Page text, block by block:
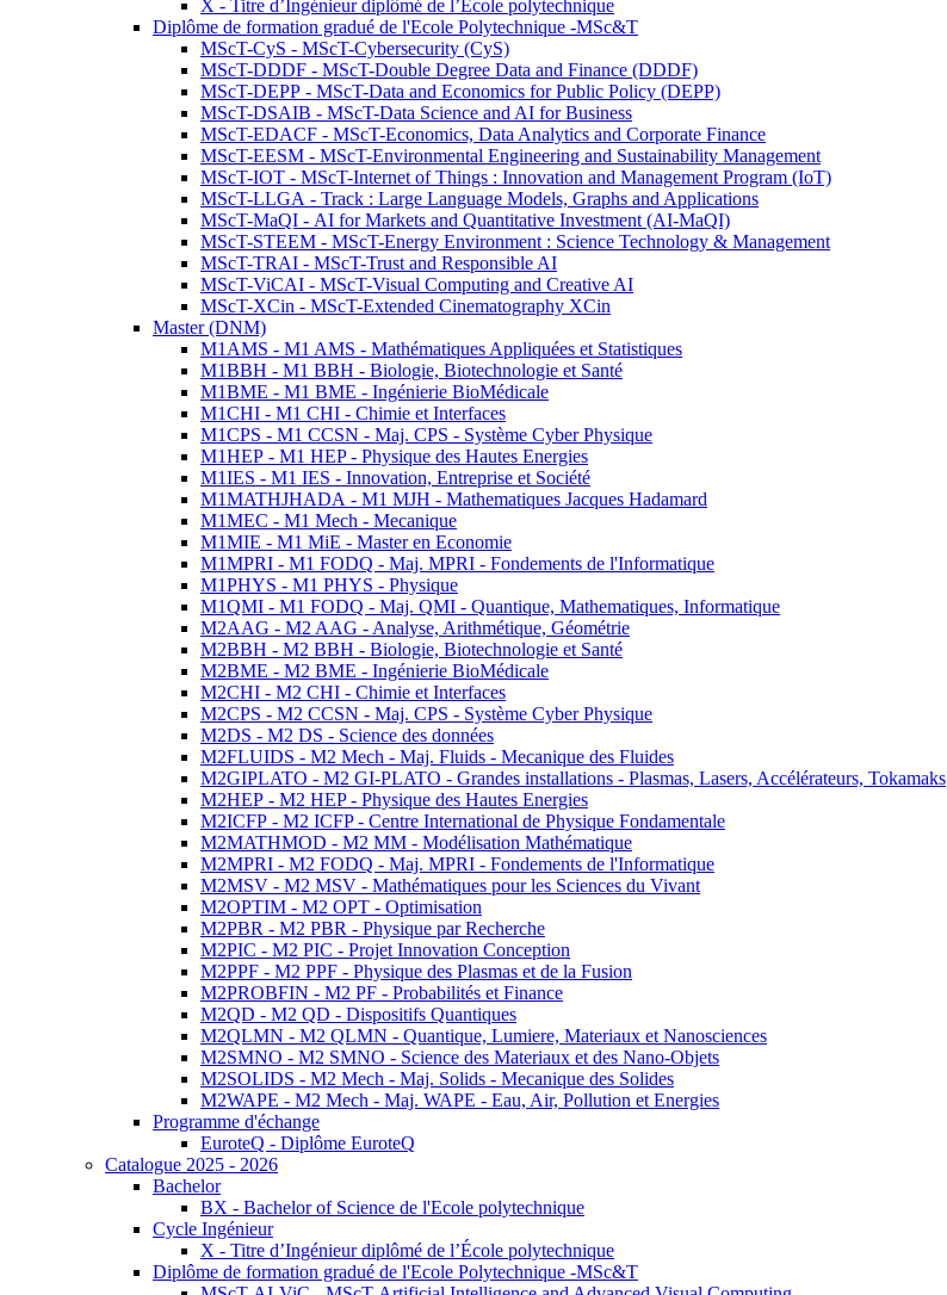
X - Titre d’Ingénieur diplômé de l’École polytechnique
Diplôme de formation gradué de l'Ecole Polytechnique -MSc&T
MScT-CyS - MScT-Cybersecurity (CyS)
MScT-DDDF - MScT-Double Degree Data and Finance (DDDF)
MScT-DEPP - MScT-Data and Economics for Public Policy (DEPP)
MScT-DSAIB - MScT-Data Science and AI for Business
MScT-EDACF - MScT-Economics, Data Analytics and Corporate Finance
MScT-EESM - MScT-Environmental Engineering and Sustainability Management
MScT-IOT - MScT-Internet of Things : Innovation and Management Program (IoT)
MScT-LLGA - Track : Large Language Models, Graphs and Applications
MScT-MaQI - AI for Markets and Quantitative Investment (AI-MaQI)
MScT-STEEM - MScT-Energy Environment : Science Technology & Management
MScT-TRAI - MScT-Trust and Responsible AI
MScT-ViCAI - MScT-Visual Computing and Creative AI
MScT-XCin - MScT-Extended Cinematography XCin
Master (DNM)
M1AMS - M1 AMS - Mathématiques Appliquées et Statistiques
M1BBH - M1 BBH - Biologie, Biotechnologie et Santé
M1BME - M1 BME - Ingénierie BioMédicale
M1CHI - M1 CHI - Chimie et Interfaces
M1CPS - M1 CCSN - Maj. CPS - Système Cyber Physique
M1HEP - M1 HEP - Physique des Hautes Energies
M1IES - M1 IES - Innovation, Entreprise et Société
M1MATHJHADA - M1 MJH - Mathematiques Jacques Hadamard
M1MEC - M1 Mech - Mecanique
M1MIE - M1 MiE - Master en Economie
M1MPRI - M1 FODQ - Maj. MPRI - Fondements de l'Informatique
M1PHYS - M1 PHYS - Physique
M1QMI - M1 FODQ - Maj. QMI - Quantique, Mathematiques, Informatique
M2AAG - M2 AAG - Analyse, Arithmétique, Géométrie
M2BBH - M2 BBH - Biologie, Biotechnologie et Santé
M2BME - M2 BME - Ingénierie BioMédicale
M2CHI - M2 CHI - Chimie et Interfaces
M2CPS - M2 CCSN - Maj. CPS - Système Cyber Physique
M2DS - M2 DS - Science des données
M2FLUIDS - M2 Mech - Maj. Fluids - Mecanique des Fluides
M2GIPLATO - M2 GI-PLATO - Grandes installations - Plasmas, Lasers, Accélérateurs, Tokamaks
M2HEP - M2 HEP - Physique des Hautes Energies
M2ICFP - M2 ICFP - Centre International de Physique Fondamentale
M2MATHMOD - M2 MM - Modélisation Mathématique
M2MPRI - M2 FODQ - Maj. MPRI - Fondements de l'Informatique
M2MSV - M2 MSV - Mathématiques pour les Sciences du Vivant
M2OPTIM - M2 OPT - Optimisation
M2PBR - M2 PBR - Physique par Recherche
M2PIC - M2 PIC - Projet Innovation Conception
M2PPF - M2 PPF - Physique des Plasmas et de la Fusion
M2PROBFIN - M2 PF - Probabilités et Finance
M2QD - M2 QD - Dispositifs Quantiques
M2QLMN - M2 QLMN - Quantique, Lumiere, Materiaux et Nanosciences
M2SMNO - M2 SMNO - Science des Materiaux et des Nano-Objets
M2SOLIDS - M2 Mech - Maj. Solids - Mecanique des Solides
M2WAPE - M2 Mech - Maj. WAPE - Eau, Air, Pollution et Energies
Programme d'échange
EuroteQ - Diplôme EuroteQ
Catalogue 2025 - 2026
Bachelor
BX - Bachelor of Science de l'Ecole polytechnique
Cycle Ingénieur
X - Titre d’Ingénieur diplômé de l’École polytechnique
Diplôme de formation gradué de l'Ecole Polytechnique -MSc&T